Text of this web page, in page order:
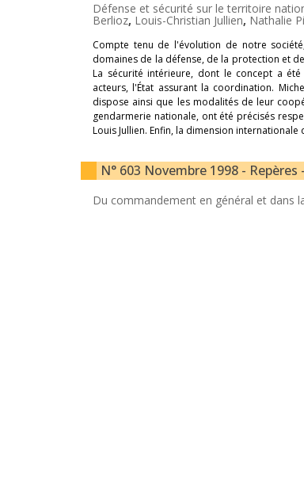
Défense et sécurité sur le territoire
Berlioz, Louis-Christian Jullien, Nathalie
Compte tenu de l'évolution de notre
domaines de la défense, de la protection et
La sécurité intérieure, dont le concept a
acteurs, l'État assurant la coordination.
dispose ainsi que les modalités de leur
gendarmerie nationale, ont été précisés
Louis Jullien. Enfin, la dimension
N° 603 Novembre 1998 -
Du commandement en général et dans